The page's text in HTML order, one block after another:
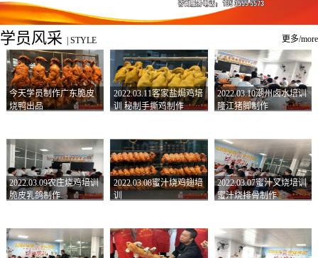
学员风采 STYLE 更多/more
今天学员制作广东脆皮
烧鸭出品
2022.03.11客家盐焗鸡培
训 秘制手撕鸡制作
2022.03.10潮州卤水培训
隆江猪脚制作
2022.03.09农庄烧鸡培训
脆皮乳鸽制作
2022.03.08蜜汁烧鸡翅培
训
2022.03.07蜜汁叉烧培训
蜜汁烧排骨制作